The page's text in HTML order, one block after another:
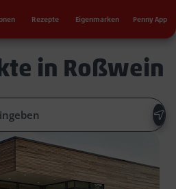
Rezepte Eigenmarken Penny App
in Roßwein